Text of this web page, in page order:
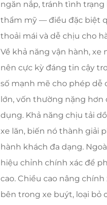
ngăn nắp, tránh tình
thẩm mỹ — điều đặc biệt
thoải mái và dễ chịu cho
Về khả năng vận hành,
nên cực kỳ đáng tin cậy
số mạnh mẽ cho phép dễ
lớn, vốn thường nặng
dụng. Khả năng chịu tải
xe lăn, biến nó thành giải
hành khách đa dạng.
hiệu chỉnh chính xác để
cao. Chiều cao nâng
bên trong xe buýt, loại bỏ